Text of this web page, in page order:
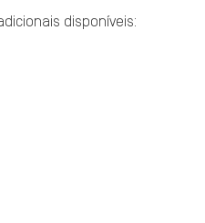
disponíveis: